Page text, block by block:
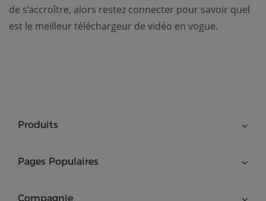
de s’accroître, alors restez connecter pour savoir quel
est le meilleur téléchargeur de vidéo en vogue.
Produits
Pages Populaires
Compagnie